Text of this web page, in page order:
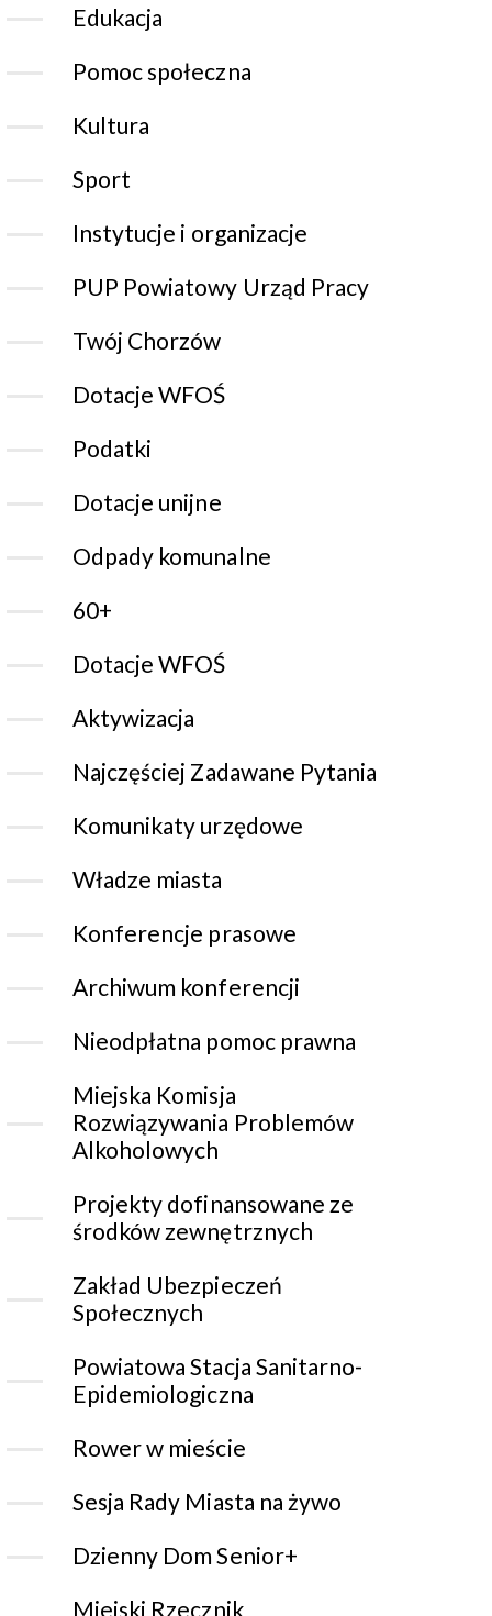
Edukacja
Pomoc społeczna
Kultura
Sport
Instytucje i organizacje
PUP Powiatowy Urząd Pracy
Twój Chorzów
Dotacje WFOŚ
Podatki
Dotacje unijne
Odpady komunalne
60+
Dotacje WFOŚ
Aktywizacja
Najczęściej Zadawane Pytania
Komunikaty urzędowe
Władze miasta
Konferencje prasowe
Archiwum konferencji
Nieodpłatna pomoc prawna
Miejska Komisja
Rozwiązywania Problemów
Alkoholowych
Projekty dofinansowane ze
środków zewnętrznych
Zakład Ubezpieczeń
Społecznych
Powiatowa Stacja Sanitarno-
Epidemiologiczna
Rower w mieście
Sesja Rady Miasta na żywo
Dzienny Dom Senior+
Miejski Rzecznik